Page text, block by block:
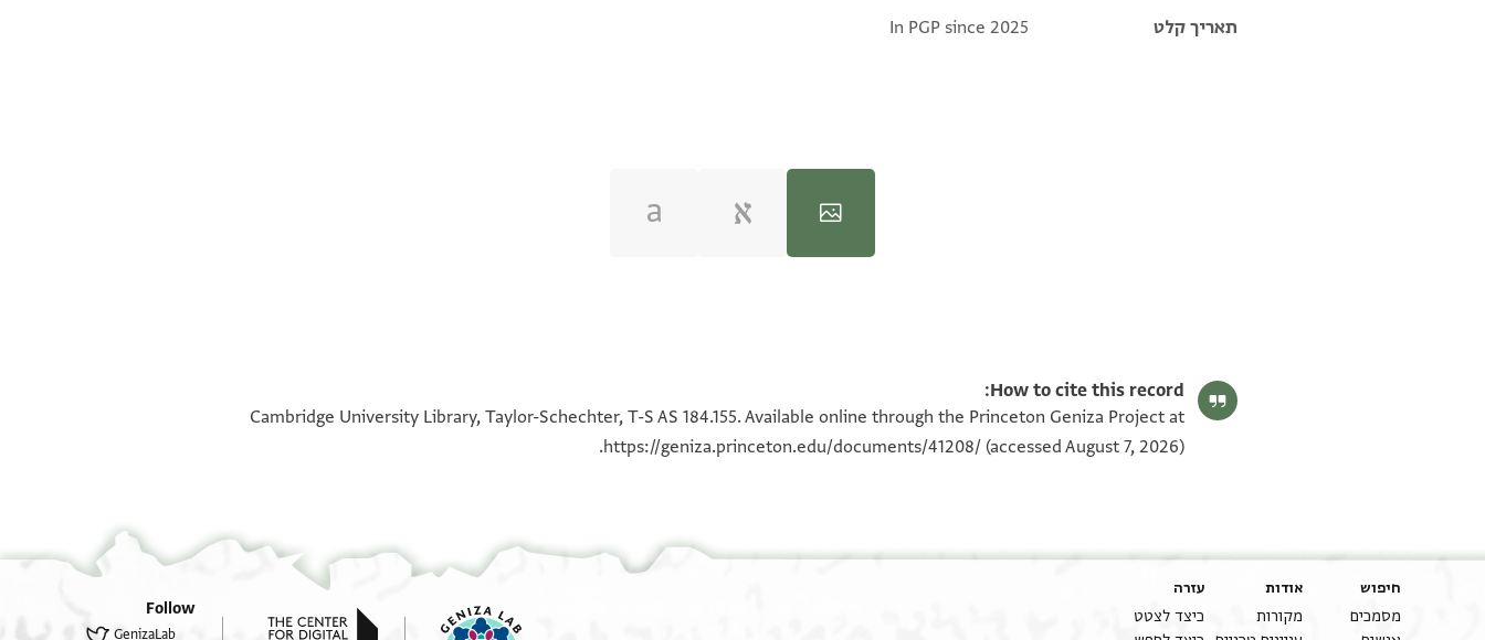
תאריך קלט
In PGP since 2025
100%
100%
How to cite this record:
Cambridge University Library, Taylor-Schechter, T-S AS 184.155. Available online through the Princeton Geniza Project at
https://geniza.princeton.edu/documents/41208/ (accessed August 7, 2026).
חיפוש
מסמכים
אודות
מקורות
עזרה
כיצד לצטט
Follow
GenizaLab